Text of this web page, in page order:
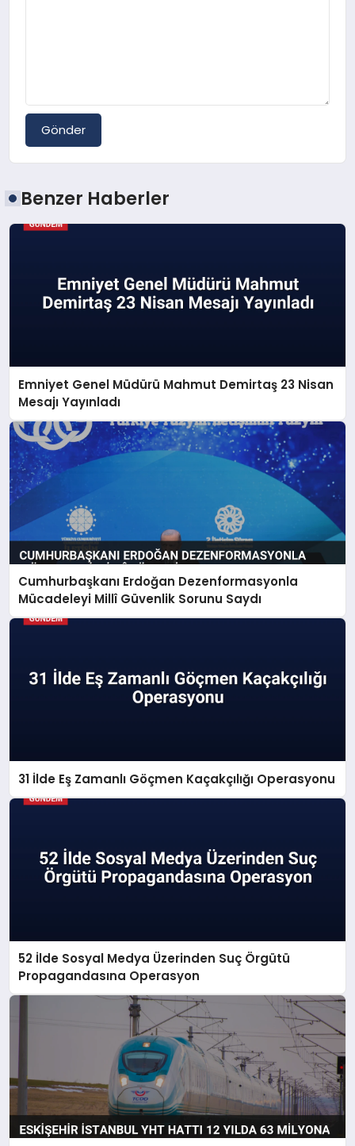
Gönder
Benzer Haberler
Emniyet Genel Müdürü Mahmut Demirtaş 23 Nisan
Mesajı Yayınladı
Cumhurbaşkanı Erdoğan Dezenformasyonla
Mücadeleyi Millî Güvenlik Sorunu Saydı
31 İlde Eş Zamanlı Göçmen Kaçakçılığı Operasyonu
52 İlde Sosyal Medya Üzerinden Suç Örgütü
Propagandasına Operasyon